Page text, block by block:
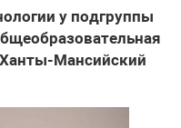
у подгруппы
Мансийский